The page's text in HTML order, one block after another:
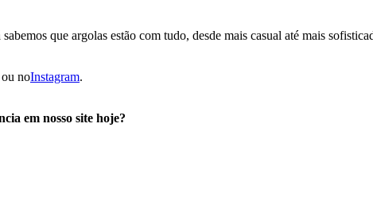
que argolas estão com tudo, desde mais casual até mais
ou noInstagram.
em nosso site hoje?